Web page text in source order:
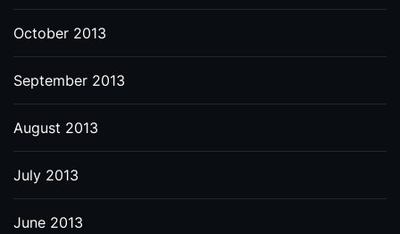
October 2013
September 2013
August 2013
July 2013
June 2013